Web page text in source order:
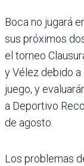
Boca no jugará
sus próximos
el torneo
y Vélez debido
juego, y
a Depor­tivo
de agosto.
Los problemas